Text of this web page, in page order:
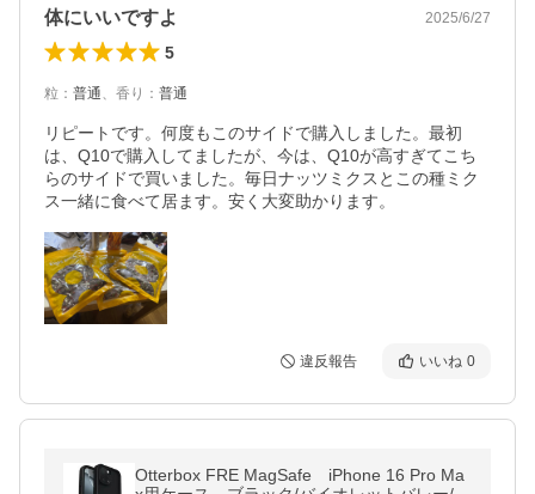
体にいいですよ 2025/6/27
5
粒 ： 普通、 香り ： 普通
リピートです。何度もこのサイドで購入しました。最初
は、Q10で購入してましたが、今は、Q10が高すぎてこち
らのサイドで買いました。毎日ナッツミクスとこの種ミク
ス一緒に食べて居ます。安く大変助かります。
違反報告 いいね 0
Otterbox FRE MagSafe iPhone 16 Pro Ma